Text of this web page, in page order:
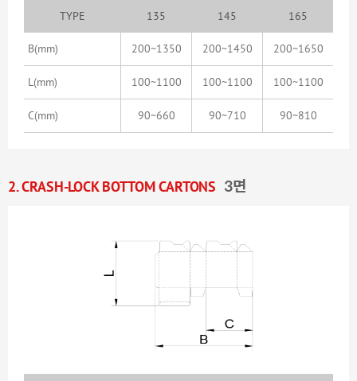
TYPE 135 145 165
B(mm) 200~1350 200~1450 200~1650
L (mm) 100~1100 100~1100 100~1100
C(mm) 90~660 90~710 90~810
2. CRASH-LOCK BOTTOM CARTONS 3면